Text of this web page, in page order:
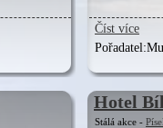
Číst více
Pořadatel:
Hotel
Stálá akce -